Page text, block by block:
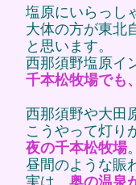
塩原にいらっし
大体の方が東北
と思います。
西那須野塩原イ
千本松牧場でも
西那須野や大田
こうやって灯り
夜の千本松牧場
昼間のような賑
実は、 奥の温泉